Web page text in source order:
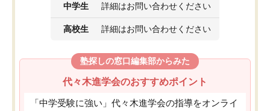
中学生 詳細はお問い合わせください
高校生 詳細はお問い合わせください
塾探しの窓口編集部からみた
代々木進学会のおすすめポイント
「中学受験に強い」代々木進学会の指導をオンライ